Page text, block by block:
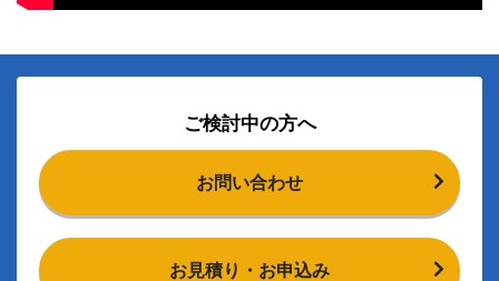
ご検討中の方へ
お問い合わせ
お見積り・お申込み